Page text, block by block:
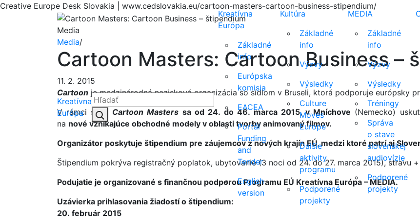
Creative Europe Desk Slovakia | www.cedslovakia.eu/cartoon-masters-cartoon-business-stipendium/
Kreatívna
Európa
Hľadať:Hľadať
Kreatívna
Európa
Základné
info
Európska
komisia
EACEA
Portál
Funding
and
Tender
English
version
Kultúra
Základné
info
Výzvy
Výsledky
Culture
Moves
Europe
Ďalšie
aktivity
programu
Podporené
projekty
MEDIA
Základné
info
Výzvy
Výsledky
Tréningy
Správa
o stave
slovenskej
audiovízie
Podporené
projekty
Media
Media/
Cartoon Masters: Cartoon Business –
11. 2. 2015
Cartoon je medzinárodná nezisková organizácia so sídlom v Bruseli, ktorá podporuje európsky
V rámci série Cartoon Masters sa od 24. do 46. marca 2015, v Mníchove (Nemecko)
na nové vznikajúce obchodné modely v oblasti tvorby animovaný filmov.
Organizátor poskytuje štipendium pre záujemcov z nových krajín EÚ, medzi ktoré patrí aj
Štipendium pokrýva registračný poplatok, ubytovanie (3 noci od 24. do 27. marca 2015), stravu
Podujatie je organizované s finančnou podporou Programu EÚ Kreatívna Európa – MEDIA.
Uzávierka prihlasovania žiadostí o štipendium:
20. február 2015